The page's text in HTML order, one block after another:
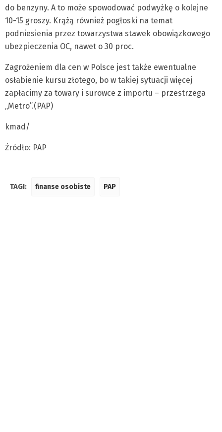
do benzyny. A to może spowodować podwyżkę o kolejne
10-15 groszy. Krążą również pogłoski na temat
podniesienia przez towarzystwa stawek obowiązkowego
ubezpieczenia OC, nawet o 30 proc.
Zagrożeniem dla cen w Polsce jest także ewentualne
osłabienie kursu złotego, bo w takiej sytuacji więcej
zapłacimy za towary i surowce z importu – przestrzega
„Metro”.(PAP)
kmad/
Źródło: PAP
TAGI: finanse osobiste PAP